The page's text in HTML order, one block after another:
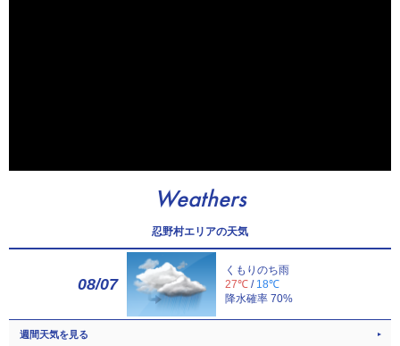
Weathers
忍野村エリアの天気
08/07
くもりのち雨
27℃ / 18℃
降水確率 70%
週間天気を見る